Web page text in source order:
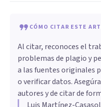
CÓMO CITAR ESTE
Al citar, reconoces el
problemas de plagio y
a las fuentes originales
o verificar datos.
autores y de citar de